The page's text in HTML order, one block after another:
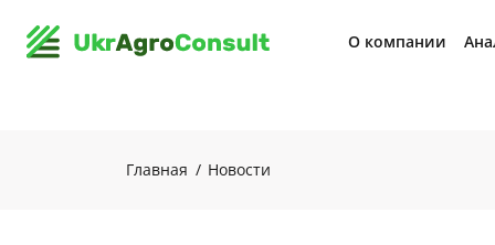
О компании
Главная Новости